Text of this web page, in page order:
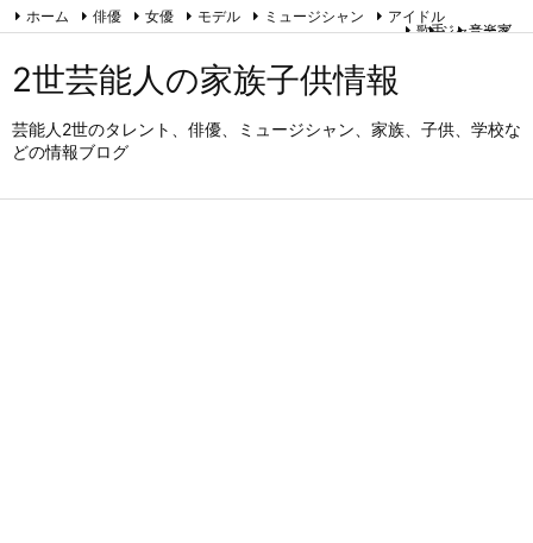
2世芸能人の家族子供情報
芸能人2世のタレント、俳優、ミュージシャン、家族、子供、学校な
どの情報ブログ
ホーム 俳優 女優 モデル
ミュージシャン
歌手
音楽家
アイドル
ジャニーズ
運営者情報とプライバシーポリシー
RSS Feedly